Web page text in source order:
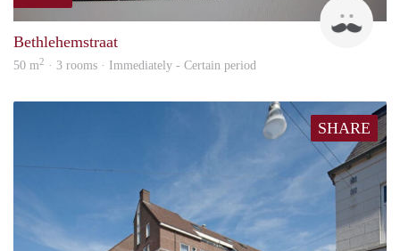
Bethlehemstraat
50 m2 · 3 rooms · Immediately - Certain period
SHARE